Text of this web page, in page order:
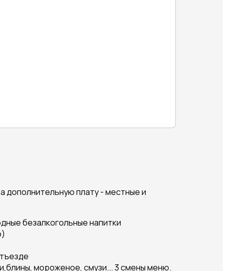
дополнительную плату - местные и
безалкогольные напитки
мороженое, смузи... 3 смены меню.